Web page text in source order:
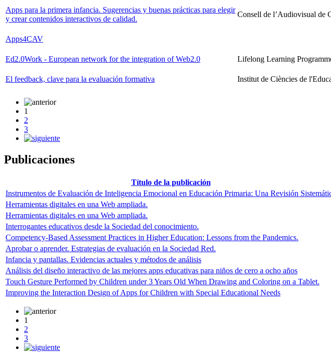
Apps para la primera infancia. Sugerencias y buenas prácticas para elegir
y crear contenidos interactivos de calidad.
Consell de l’Audiovisual de
Apps4CAV
Ed2.0Work - European network for the integration of Web2.0
Lifelong Learning
El feedback, clave para la evaluación formativa
Institut de Ciències de
1
2
3
Publicaciones
Título de la publicación
Instrumentos de Evaluación de Inteligencia Emocional en Educación Primaria: Una Revisión
Herramientas digitales en una Web ampliada.
Herramientas digitales en una Web ampliada.
Interrogantes educativos desde la Sociedad del conocimiento.
Competency-Based Assessment Practices in Higher Education: Lessons from the Pandemics.
Aprobar o aprender. Estrategias de evaluación en la Sociedad Red.
Infancia y pantallas. Evidencias actuales y métodos de análisis
Análisis del diseño interactivo de las mejores apps educativas para niños de cero a ocho años
Touch Gesture Performed by Children under 3 Years Old When Drawing and Coloring on a Tablet.
Improving the Interaction Design of Apps for Children with Special Educational Needs
1
2
3